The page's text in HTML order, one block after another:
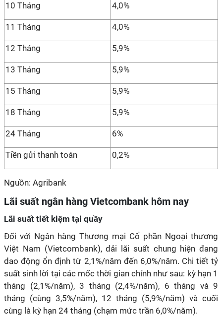
10 Tháng 4,0%
11 Tháng 4,0%
12 Tháng 5,9%
13 Tháng 5,9%
15 Tháng 5,9%
18 Tháng 5,9%
24 Tháng 6%
Tiền gửi thanh toán 0,2%
Nguồn: Agribank
Lãi suất ngân hàng Vietcombank hôm nay
Lãi suất tiết kiệm tại quầy
Đối với Ngân hàng Thương mại Cổ phần Ngoại thương
Việt Nam (Vietcombank), dải lãi suất chung hiện đang
dao động ổn định từ 2,1%/năm đến 6,0%/năm. Chi tiết tỷ
suất sinh lời tại các mốc thời gian chính như sau: kỳ hạn 1
tháng (2,1%/năm), 3 tháng (2,4%/năm), 6 tháng và 9
tháng (cùng 3,5%/năm), 12 tháng (5,9%/năm) và cuối
cùng là kỳ hạn 24 tháng (chạm mức trần 6,0%/năm).